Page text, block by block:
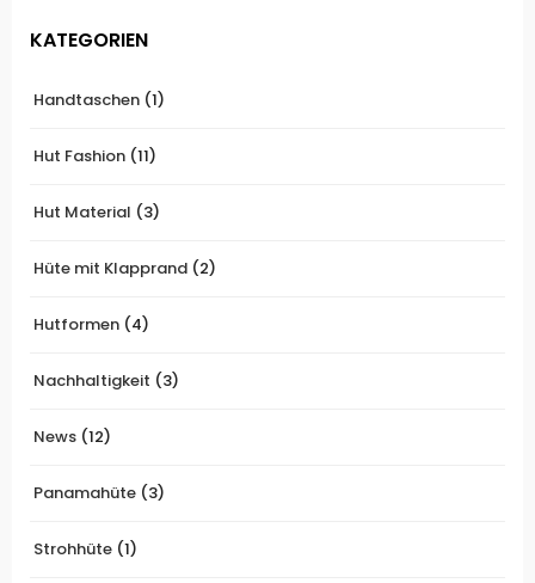
KATEGORIEN
Handtaschen (1)
Hut Fashion (11)
Hut Material (3)
Hüte mit Klapprand (2)
Hutformen (4)
Nachhaltigkeit (3)
News (12)
Panamahüte (3)
Strohhüte (1)